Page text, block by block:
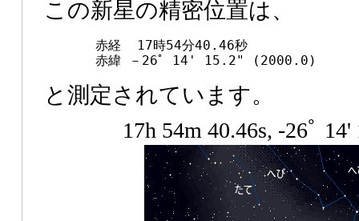
この新星の精密位置は、
赤経  17時54分40.46秒
赤緯 －26ﾟ 14' 15.2" (2000.0)
と測定されています。
17h 54m 40.46s, -26ﾟ